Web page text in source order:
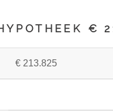
€
€ 213.825